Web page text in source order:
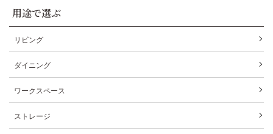
用途で選ぶ
リビング
ダイニング
ワークスペース
ストレージ